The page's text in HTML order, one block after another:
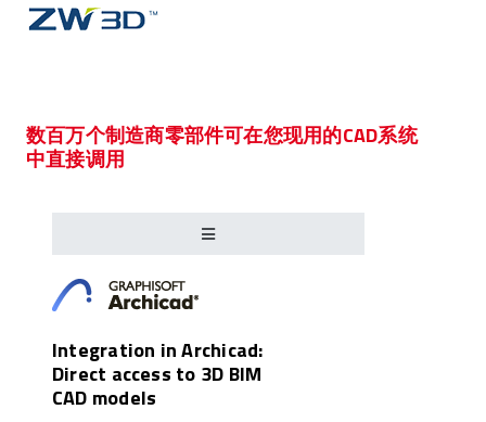
数百万个制造商零部件可在您现用的CAD系统
中直接调用
Integration in Archicad:
Direct access to 3D BIM
CAD models